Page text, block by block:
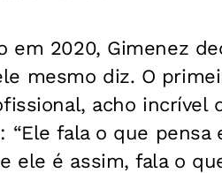
em 2020, Gimenez
mesmo diz. O
acho incrível
“Ele fala o que
ele é assim, fala o